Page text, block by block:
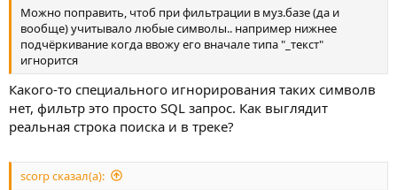
Можно поправить, чтоб при фильтрации в муз.базе (да и
вообще) учитывало любые символы.. например нижнее
подчёркивание когда ввожу его вначале типа "_текст"
игнорится
Какого-то специального игнорирования таких символв
нет, фильтр это просто SQL запрос. Как выглядит
реальная строка поиска и в треке?
scorp сказал(а):